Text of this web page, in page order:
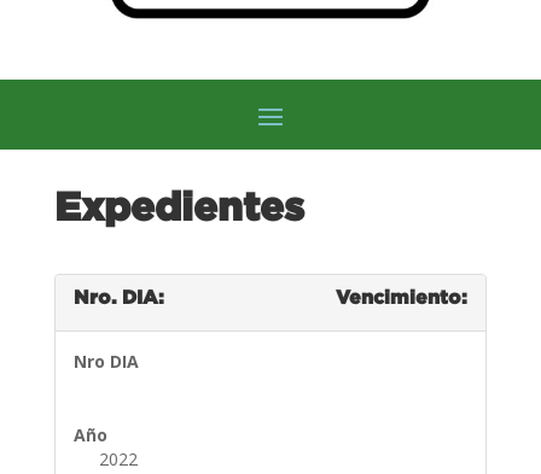
Expedientes
Nro. DIA: Vencimiento:
Nro DIA
Año
2022